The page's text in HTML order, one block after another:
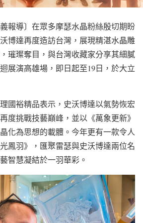
義報導〕在眾多摩瑟水晶粉絲殷切期盼
博達再度造訪台灣，展現精湛水晶雕
璀璨奪目，與台灣收藏家分享其細膩
展演高雄場，即日起至19日，於大立
國裕精品表示，史沃博達以氣勢恢宏
度挑戰技藝巔峰，並以《萬象更新》
化為思想的載體。今年更有一款令人
鳳羽》，匯聚雷瑟與史沃博達兩位名
智慧凝結於一羽華彩。